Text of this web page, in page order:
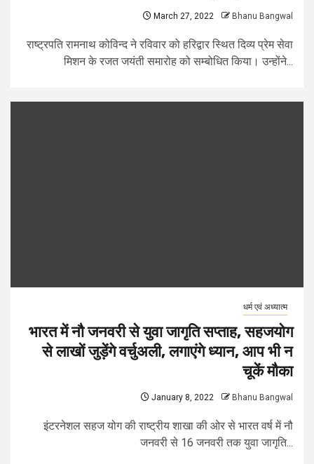
March 27, 2022 Bhanu Bangwal
राष्ट्रपति रामनाथ कोविन्द ने रविवार को हरिद्वार स्थित दिव्य प्रेम सेवा
मिशन के रजत जयंती समारोह को सम्बोधित किया। उन्होंने...
धर्म एवं अध्यात्म
भारत में नौ जनवरी से युवा जागृति सप्ताह, सहजयोग
से लाखों जुड़ेंगे वर्चुअली, लगाएंगे ध्यान, आप भी न
चूकें मौका
January 8, 2022 Bhanu Bangwal
इंटरनेशल सहज योग की राष्ट्रीय शाखा की ओर से भारत वर्ष में नौ
जनवरी से 16 जनवरी तक युवा जागृति...